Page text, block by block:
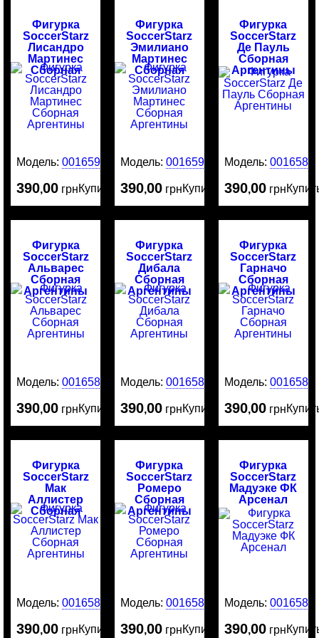
Фигурка
SoccerStarz
Лисандро
Мартинес
Сборная
Аргентины
Модель:0016591
390,00 грнКупить
Фигурка
SoccerStarz
Эмилиано
Мартинес
Сборная
Аргентины
Модель:0016590
390,00 грнКупить
Фигурка
SoccerStarz
Де Пауль
Сборная
Аргентины
Модель: 0016589
390,00 грн
Фигурка
SoccerStarz
Альварес
Сборная
Аргентины
Модель:0016588
390,00 грнКупить
Фигурка
SoccerStarz
Дибала
Сборная
Аргентины
Модель:0016587
390,00 грнКупить
Фигурка
SoccerStarz
Гарначо
Сборная
Аргентины
Модель: 0016586
390,00 грн
Фигурка
SoccerStarz
Мак
Аллистер
Сборная
Аргентины
Модель:0016584
390,00 грнКупить
Фигурка
SoccerStarz
Ромеро
Сборная
Аргентины
Модель:0016583
390,00 грнКупить
Фигурка
SoccerStarz
Мадуэке ФК
Арсенал
Модель: 0016582
390,00 грн